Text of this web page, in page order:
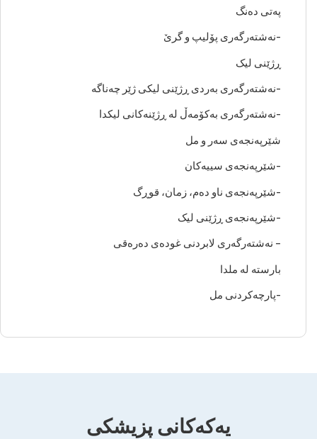
پەتی دەنگ
-نەشتەرگەری پۆلیپ و گرێ
ڕژێنی لیک
-نەشتەرگەری بەردی ڕژێنی لیکی ژێر چەناگە
-نەشتەرگەری بەکۆمەڵ لە ڕژێنەکانی لیکدا
شێرپەنجەی سەر و مل
-شێرپەنجەی سییەکان
-شێرپەنجەی ناو دەم، زمان، قوڕگ
-شێرپەنجەی ڕژێنی لیک
– نەشتەرگەری لابردنی غودەی دەرەقی
بارستە لە ملدا
-پارچەکردنی مل
یەکەکانی پزیشکی